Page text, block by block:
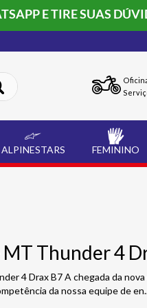
E TIRE SUAS
ALPINESTARS FEMININO
Thunder 4
4 Drax B7 A chegada da
da nossa equipe de en